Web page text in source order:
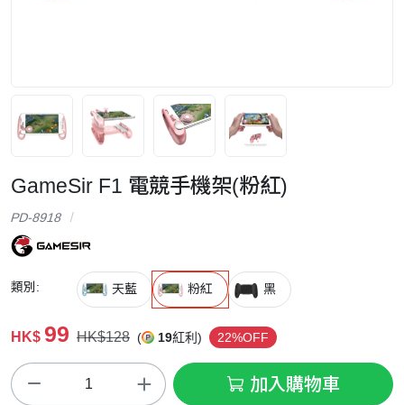
GameSir F1 電競手機架(粉紅)
PD-8918
類別: 天藍 粉紅 黑
HK$ 99 HK$128 ( 19紅利) 22%OFF
加入購物車